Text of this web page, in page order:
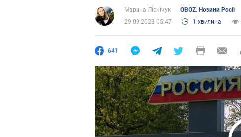
Марина Ліснічук
OBOZ. Новини Росії
29.09.2023 05:47
1 хвилина
641